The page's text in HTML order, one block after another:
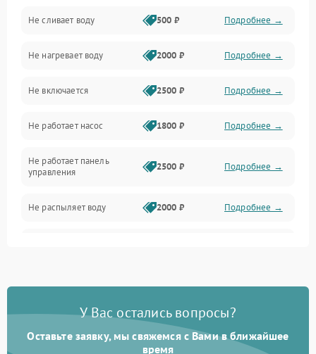
Электропитание
Датчики
Нагрев
Вода
Гигиена
Программное обеспечение
Не сливает воду 500 ₽ Подробнее →
Не нагревает воду 2000 ₽ Подробнее →
Не включается 2500 ₽ Подробнее →
Не работает насос 1800 ₽ Подробнее →
Не работает панель
управления
2500 ₽ Подробнее →
Не распыляет воду 2000 ₽ Подробнее →
Проблемы с набором
Не работает сушилка 2100 ₽ Подробнее →
У Вас остались вопросы?
Оставьте заявку, мы свяжемся с Вами в ближайшее
время